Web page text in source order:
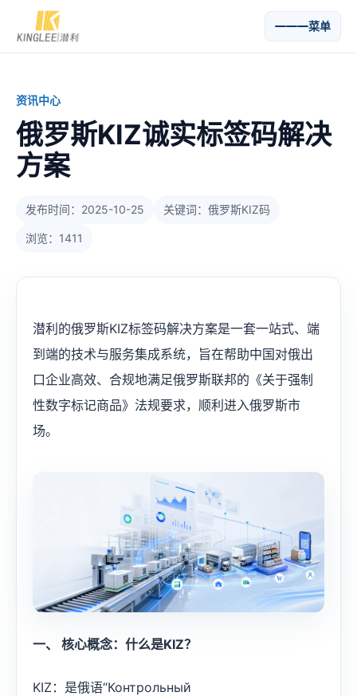
菜单
资讯中心
俄罗斯KIZ诚实标签码解决
方案
发布时间：2025-10-25 关键词：俄罗斯KIZ码
浏览：1411
潜利的俄罗斯KIZ标签码解决方案是一套一站式、端
到端的技术与服务集成系统，旨在帮助中国对俄出
口企业高效、合规地满足俄罗斯联邦的《关于强制
性数字标记商品》法规要求，顺利进入俄罗斯市
场。
一、 核心概念：什么是KIZ？
KIZ：是俄语“Контрольный